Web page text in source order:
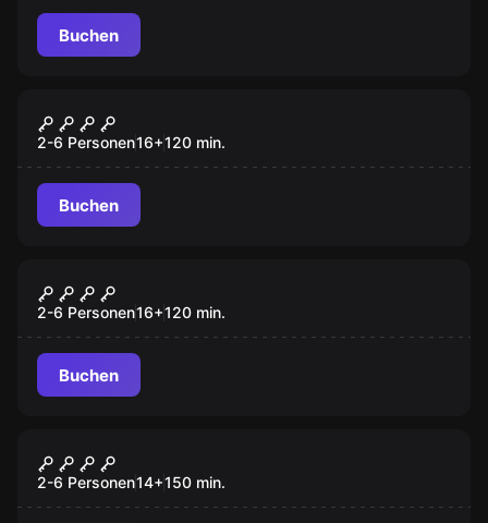
Buchen
Blutiges Geheimnis
2-6 Personen16+120 min.
Buchen
Mord unter Hypnose
2-6 Personen16+120 min.
Buchen
Verliebt, verlobt, tot
2-6 Personen14+150 min.